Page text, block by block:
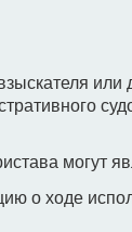
или
могут
о ходе